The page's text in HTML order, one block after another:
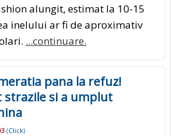
alungit, estimat la 10-15
inelului ar fi de aproximativ
...continuare.
pana la refuz!
strazile si a umplut
(Click)